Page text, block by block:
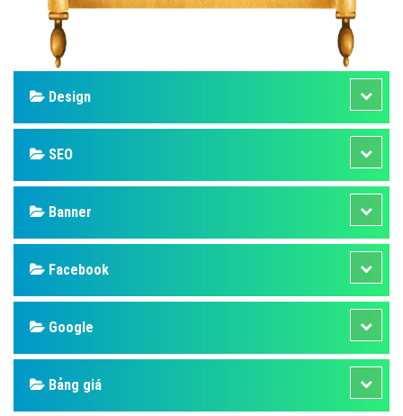
Design
SEO
Banner
Facebook
Google
Bảng giá